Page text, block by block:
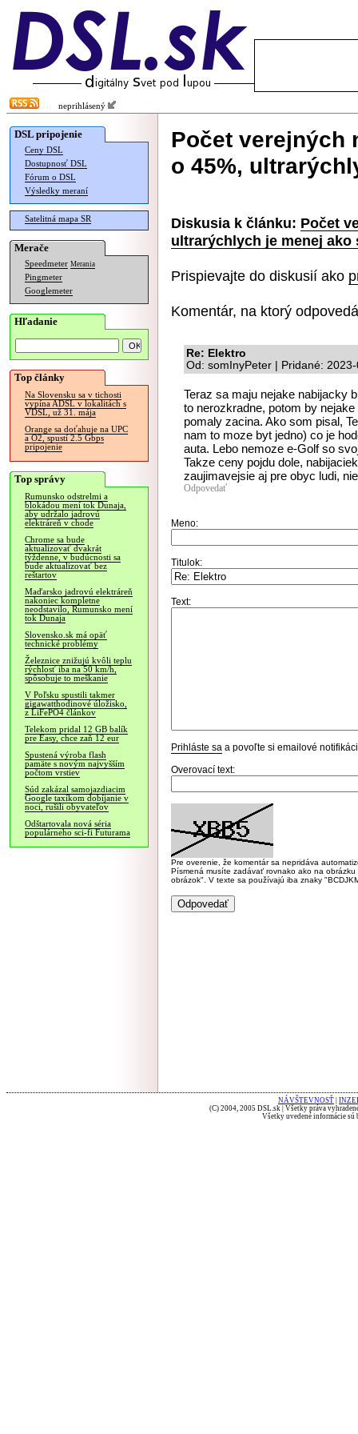
neprihlásený
DSL pripojenie
Ceny DSL
Dostupnosť DSL
Fórum o DSL
Výsledky meraní
Satelitná mapa SR
Merače
Speedmeter Merania
Pingmeter
Googlemeter
Hľadanie
Top články
Na Slovensku sa v tichosti
vypína ADSL v lokalitách s
VDSL, už 31. mája
Orange sa doťahuje na UPC
a O2, spustí 2.5 Gbps
pripojenie
Top správy
Rumunsko odstrelmi a
blokádou mení tok Dunaja,
aby udržalo jadrovú
elektráreň v chode
Chrome sa bude
aktualizovať dvakrát
týždenne, v budúcnosti sa
bude aktualizovať bez
reštartov
Maďarsko jadrovú elektráreň
nakoniec kompletne
neodstavilo, Rumunsko mení
tok Dunaja
Slovensko.sk má opäť
technické problémy
Železnice znižujú kvôli teplu
rýchlosť iba na 50 km/h,
spôsobuje to meškanie
V Poľsku spustili takmer
gigawatthodinové úložisko,
z LiFePO4 článkov
Telekom pridal 12 GB balík
pre Easy, chce zaň 12 eur
Spustená výroba flash
pamäte s novým najvyšším
počtom vrstiev
Súd zakázal samojazdiacim
Google taxíkom dobíjanie v
noci, rušili obyvateľov
Odštartovala nová séria
populárneho sci-fi Futurama
Počet verejných
o 45%,
Diskusia k článku: Počet
ultrarýchlych je menej ako
Prispievajte do diskusií ako
Komentár, na ktorý
Re: Elektro
Od: somInyPeter | Pridané:
Teraz sa maju nejake nabijacky
to nerozkradne, potom by
pomaly zacina. Ako som pisal,
nam to moze byt jedno) co je
auta. Lebo nemoze e-Golf so
Takze ceny pojdu dole,
zaujimavejsie aj pre obyc ludi,
Odpovedať
Meno:
Titulok:
Text:
Prihláste sa a povoľte si emailové
Overovací text:
Pre overenie, že komentár sa nepridáva
Písmená musíte zadávať rovnako ako na
obrázok". V texte sa používajú iba znaky
NÁVŠTEVNOSŤ
(C) 2004, 2005 DSL.sk | Všetky práva
Všetky uvedené informácie sú